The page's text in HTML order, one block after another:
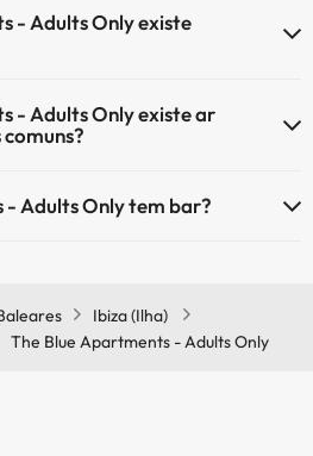
- Adults Only existe
- Adults Only existe ar
- Adults Only tem bar?
Ibiza (Ilha)
The Blue Apartments - Adults Only